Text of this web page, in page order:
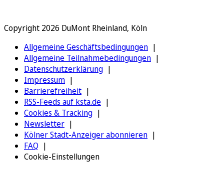
Copyright 2026 DuMont Rheinland, Köln
Allgemeine Geschäftsbedingungen
Allgemeine Teilnahmebedingungen
Datenschutzerklärung
Impressum
Barrierefreiheit
RSS-Feeds auf ksta.de
Cookies & Tracking
Newsletter
Kölner Stadt-Anzeiger abonnieren
FAQ
Cookie-Einstellungen